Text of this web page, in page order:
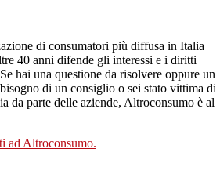
di consumatori più diffusa in Italia
40 anni difende gli interessi e i diritti
hai una questione da risolvere oppure un
di un consiglio o sei stato vittima di
da parte delle aziende, Altroconsumo è al
ad Altroconsumo.